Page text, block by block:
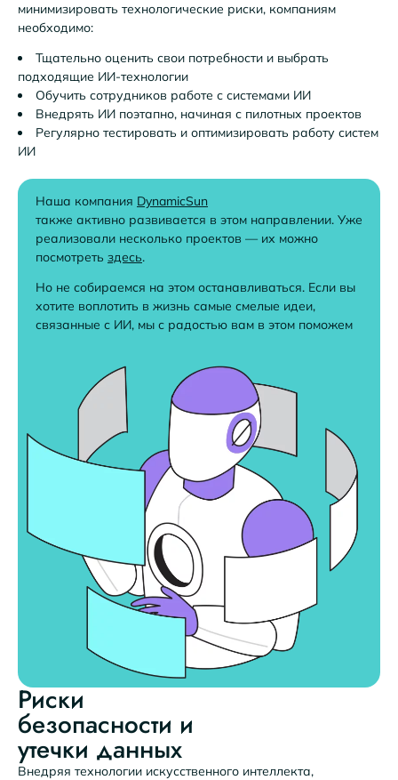
минимизировать технологические риски, компаниям
необходимо:
Тщательно оценить свои потребности и выбрать
подходящие ИИ-технологии
Обучить сотрудников работе с системами ИИ
Внедрять ИИ поэтапно, начиная с пилотных проектов
Регулярно тестировать и оптимизировать работу систем
ИИ
Наша компания DynamicSun
также активно развивается в этом направлении. Уже
реализовали несколько проектов — их можно
посмотреть здесь.
Но не собираемся на этом останавливаться. Если вы
хотите воплотить в жизнь самые смелые идеи,
связанные с ИИ, мы с радостью вам в этом поможем
Риски
безопасности и
утечки данных
Внедряя технологии искусственного интеллекта,